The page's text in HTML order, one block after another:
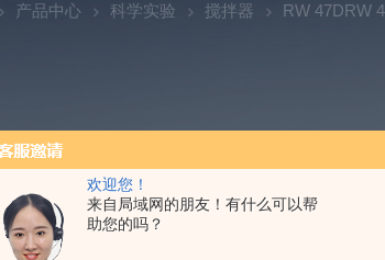
欢迎您！
来自局域网的朋友！有什么可以帮
助您的吗？
产品中心 科学实验 搅拌器 RW 47DRW
温湿度记录仪 多样品平行蒸发仪多样品平行蒸发